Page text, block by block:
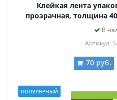
Клейкая лента
прозрачная, толщина
В
Артикул:
70 руб.
ПОПУЛЯРНЫЙ